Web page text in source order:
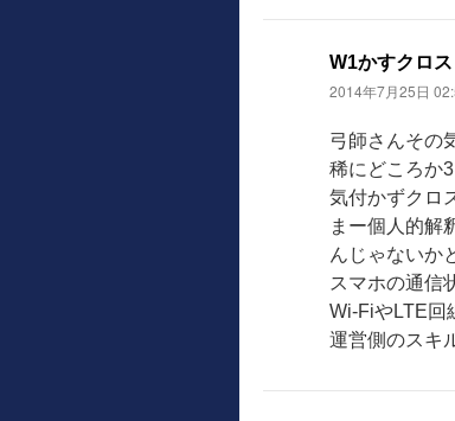
W1かすクロス
2014年7月25日
弓師さんその
稀にどころか
気付かずクロ
まー個人的解
んじゃないか
スマホの通信
Wi-FiやLTE回
運営側のスキ